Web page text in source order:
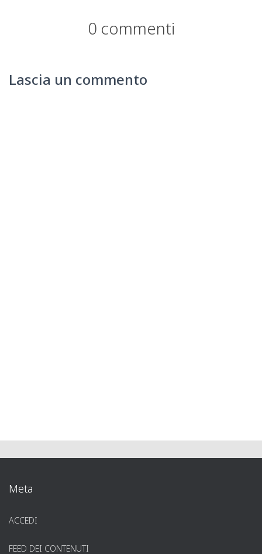
0 commenti
Lascia un commento
Meta
ACCEDI
FEED DEI CONTENUTI